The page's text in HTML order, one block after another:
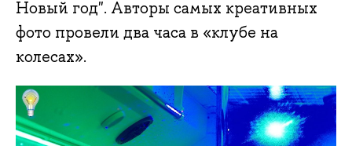
Новый год". Авторы самых креативных
фото провели два часа в «клубе на
колесах».